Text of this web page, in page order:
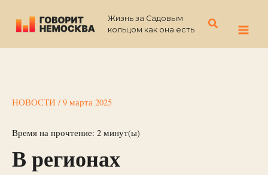
содержимому
Жизнь за Садовым
кольцом как она есть
Поиск
НОВОСТИ / 9 марта 2025
Время на прочтение: 2 минут(ы)
В регионах